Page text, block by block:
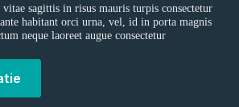
vitae sagittis in risus mauris turpis consectetur
habitant orci urna, vel, id in porta magnis
neque laoreet augue consectetur